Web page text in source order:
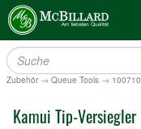
Zubehör → Queue Tools → 100710
Kamui Tip-Versiegler